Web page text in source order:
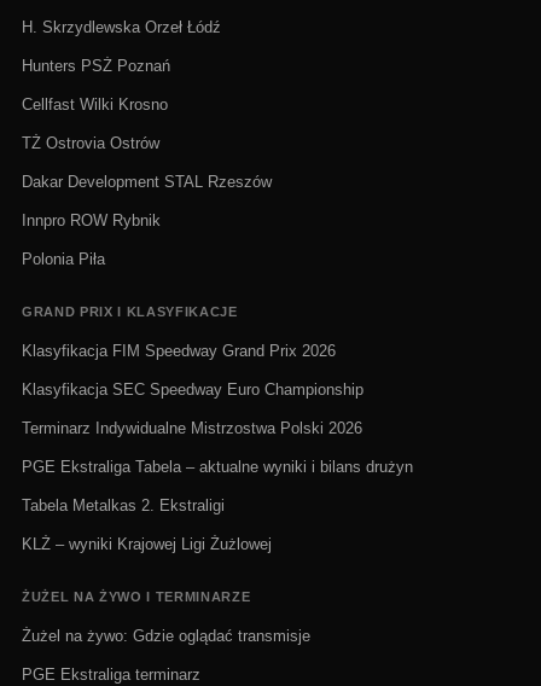
H. Skrzydlewska Orzeł Łódź
Hunters PSŻ Poznań
Cellfast Wilki Krosno
TŻ Ostrovia Ostrów
Dakar Development STAL Rzeszów
Innpro ROW Rybnik
Polonia Piła
GRAND PRIX I KLASYFIKACJE
Klasyfikacja FIM Speedway Grand Prix 2026
Klasyfikacja SEC Speedway Euro Championship
Terminarz Indywidualne Mistrzostwa Polski 2026
PGE Ekstraliga Tabela – aktualne wyniki i bilans drużyn
Tabela Metalkas 2. Ekstraligi
KLŻ – wyniki Krajowej Ligi Żużlowej
ŻUŻEL NA ŻYWO I TERMINARZE
Żużel na żywo: Gdzie oglądać transmisje
PGE Ekstraliga terminarz